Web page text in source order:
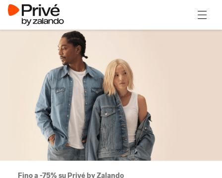
Fino a -75% su Privé by Zalando